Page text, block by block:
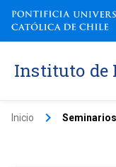
Instituto de
Inicio keyboard_arrow_right Seminarios